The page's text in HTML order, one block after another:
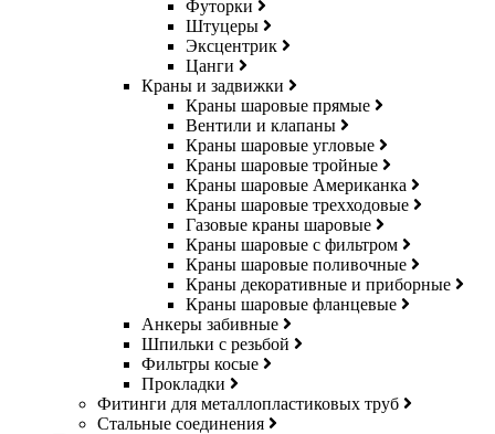
Футорки
Штуцеры
Эксцентрик
Цанги
Краны и задвижки
Краны шаровые прямые
Вентили и клапаны
Краны шаровые угловые
Краны шаровые тройные
Краны шаровые Американка
Краны шаровые трехходовые
Газовые краны шаровые
Краны шаровые с фильтром
Краны шаровые поливочные
Краны декоративные и приборные
Краны шаровые фланцевые
Анкеры забивные
Шпильки с резьбой
Фильтры косые
Прокладки
Фитинги для металлопластиковых труб
Стальные соединения